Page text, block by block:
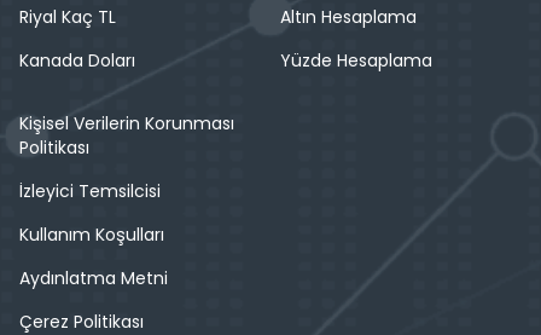
Riyal Kaç TL
Kanada Doları
Altın Hesaplama
Yüzde Hesaplama
Kişisel Verilerin Korunması
Politikası
İzleyici Temsilcisi
Kullanım Koşulları
Aydınlatma Metni
Çerez Politikası